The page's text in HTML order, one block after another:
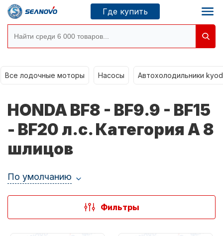
Где купить
Новосибирск
Моторы SEANOVO
Все лодочные моторы Насосы Автохолодильники
HONDA BF8 - BF9.9 - BF15
- BF20 л.с. Категория A 8
шлицов
По умолчанию
Фильтры